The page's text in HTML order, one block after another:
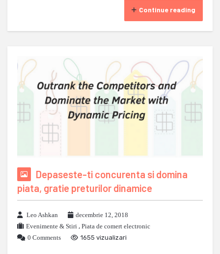
Continue reading
Depaseste-ti concurenta si domina
piata, gratie preturilor dinamice
Leo Ashkan
decembrie 12, 2018
Evenimente & Stiri , Piata de comert electronic
0 Comments
1655 vizualizari